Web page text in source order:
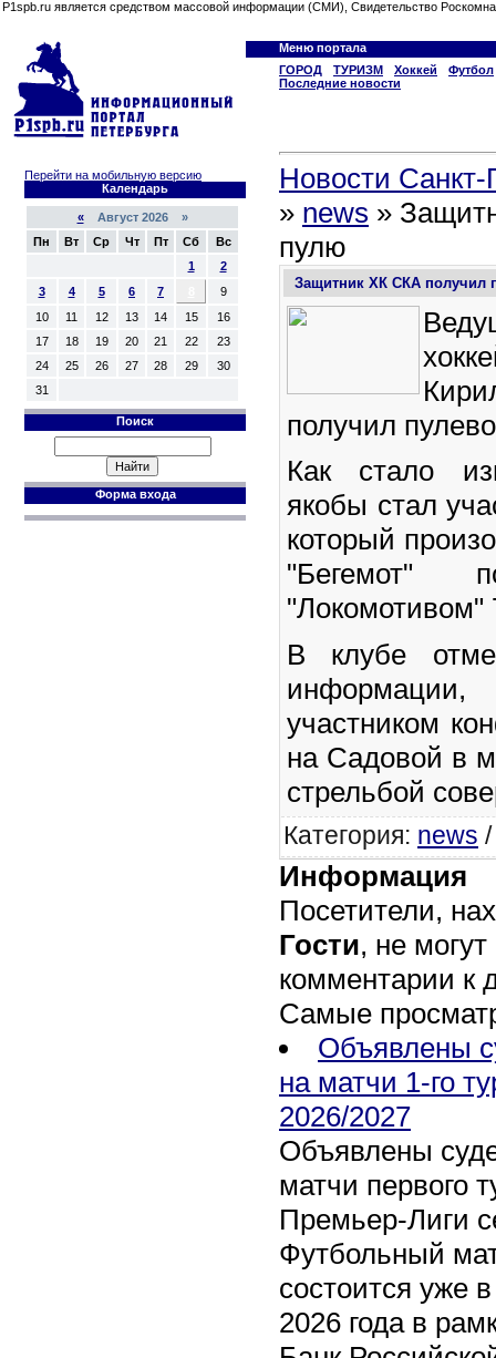
P1spb.ru является средством массовой информации (СМИ), Свидетельство
Меню портала
ГОРОД
ТУРИЗМ Хоккей
Футбол
Последние новости
Перейти на мобильную версию
Календарь
«Август 2026 »
Пн
Вт Ср Чт Пт Сб
Вс
1
2
3
4 5 6 7
9
10
11 12 13 14 15
16
17
18 19 20 21 22
23
24
25 26 27 28 29
30
31
Поиск
Форма входа
Новости Санкт-
» news »
пулю
Защитник ХК СКА получил
получил
Как стало
якобы стал
который
"Бегемот"
"Локомотивом"
В клубе
информации,
участником
на Садовой в
стрельбой
Категория: news
Информация
Посетители,
Гости, не
комментарии к
Самые
Объявлены
на матчи 1-го
2026/2027
Объявлены
матчи первого
Премьер-Лиги
Футбольный
состоится уже
2026 года в